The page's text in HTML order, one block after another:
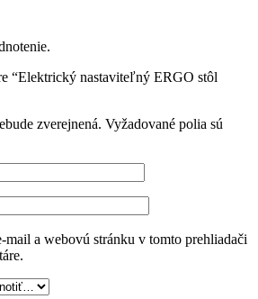
“Elektrický nastaviteľný ERGO stôl
zverejnená. Vyžadované polia sú
a webovú stránku v tomto prehliadači